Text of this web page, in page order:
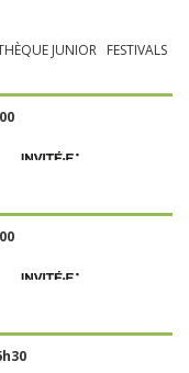
JUNIOR FESTIVALS